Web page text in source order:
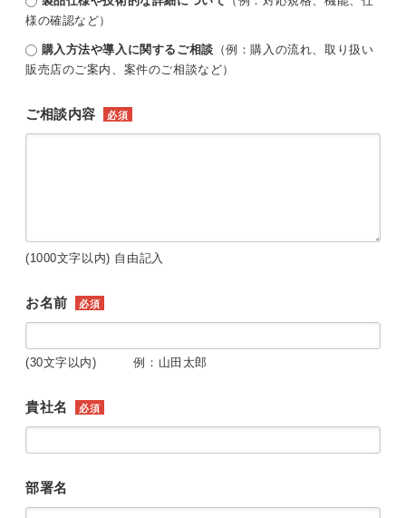
様の確認など）
購入方法や導入に関するご相談 （例：購入の流れ、取り扱い
販売店のご案内、案件のご相談など）
ご相談内容 必須
(1000文字以内) 自由記入
お名前 必須
(30文字以内) 例：山田太郎
貴社名 必須
部署名